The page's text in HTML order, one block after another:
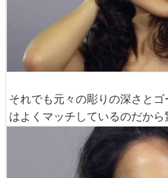
それでも元々の彫りの深さと
はよくマッチしているのだから